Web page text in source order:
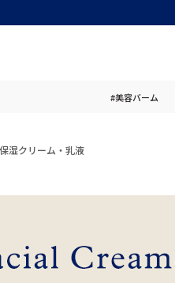
#美容バーム
保湿クリーム・乳液